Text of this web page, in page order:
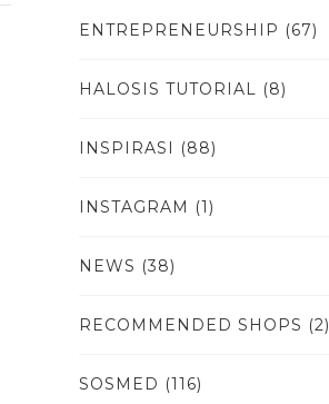
ENTREPRENEURSHIP (67)
HALOSIS TUTORIAL (8)
INSPIRASI (88)
INSTAGRAM (1)
NEWS (38)
RECOMMENDED SHOPS (2)
SOSMED (116)